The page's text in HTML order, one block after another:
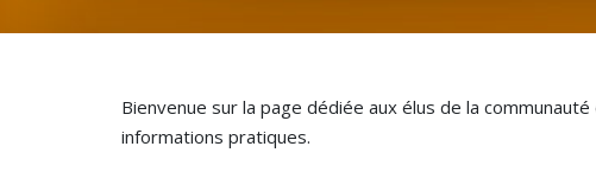
Bienvenue sur la page dédiée aux élus de la
informations pratiques.